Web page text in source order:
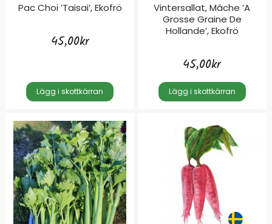
Pac Choi ’Taisai’, Ekofrö
45,00kr
Lägg i skottkärran
Vintersallat, Mâche ’A
Grosse Graine De
Hollande’, Ekofrö
45,00kr
Lägg i skottkärran